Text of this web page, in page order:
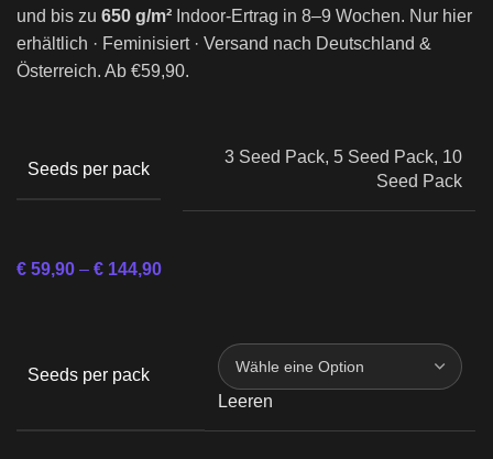
und bis zu650 g/m² Indoor-Ertrag in 8–9 Wochen. Nur hier
erhältlich · Feminisiert · Versand nach Deutschland &
Österreich. Ab €59,90.
Seeds per pack
3 Seed Pack, 5 Seed Pack, 10
Seed Pack
€ 59,90 –€ 144,90
Seeds per pack
Leeren